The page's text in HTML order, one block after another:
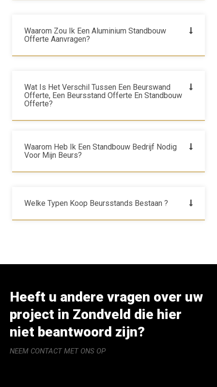
Waarom Zou Ik Een Aluminium Standbouw
Offerte Aanvragen?
Wat Is Het Verschil Tussen Een Beurswand
Offerte, Een Beursstand Offerte En Standbouw
Offerte?
Waarom Heb Ik Een Standbouw Bedrijf Nodig
Voor Mijn Beurs?
Welke Typen Koop Beursstands Bestaan ?
Heeft u andere vragen over uw
project in Zondveld die hier
niet beantwoord zijn?
NEEM CONTACT MET ONS OP